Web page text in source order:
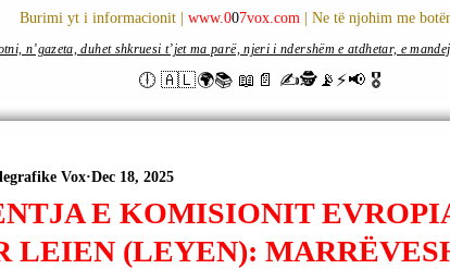
Burimi yt i informacionit | www.007vox.com | Ne të njohim me
🕕 🇦🇱🌍📚 📖📄 ✍🕵️📡⚡️📢 🎖
n’gazeta, duhet shkruesi t’jet ma parë, njeri i ndershëm e atdhetar, e
E KOMISIONIT
LEIEN (LEYEN):
Vox Dec 18, 2025